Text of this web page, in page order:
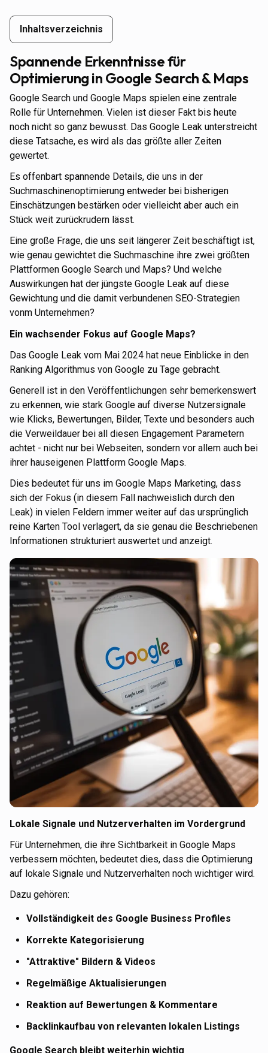
Inhaltsverzeichnis
Spannende Erkenntnisse für
Optimierung in Google Search & Maps
Google Search und Google Maps spielen eine zentrale
Rolle für Unternehmen. Vielen ist dieser Fakt bis heute
noch nicht so ganz bewusst. Das Google Leak unterstreicht
diese Tatsache, es wird als das größte aller Zeiten
gewertet.
Es offenbart spannende Details, die uns in der
Suchmaschinenoptimierung entweder bei bisherigen
Einschätzungen bestärken oder vielleicht aber auch ein
Stück weit zurückrudern lässt.
Eine große Frage, die uns seit längerer Zeit beschäftigt ist,
wie genau gewichtet die Suchmaschine ihre zwei größten
Plattformen Google Search und Maps? Und welche
Auswirkungen hat der jüngste Google Leak auf diese
Gewichtung und die damit verbundenen SEO-Strategien
vonm Unternehmen?
Ein wachsender Fokus auf Google Maps?
Das Google Leak vom Mai 2024 hat neue Einblicke in den
Ranking Algorithmus von Google zu Tage gebracht.
Generell ist in den Veröffentlichungen sehr bemerkenswert
zu erkennen, wie stark Google auf diverse Nutzersignale
wie Klicks, Bewertungen, Bilder, Texte und besonders auch
die Verweildauer bei all diesen Engagement Parametern
achtet - nicht nur bei Webseiten, sondern vor allem auch bei
ihrer hauseigenen Plattform Google Maps.
Dies bedeutet für uns im Google Maps Marketing, dass
sich der Fokus (in diesem Fall nachweislich durch den
Leak) in vielen Feldern immer weiter auf das ursprünglich
reine Karten Tool verlagert, da sie genau die Beschriebenen
Informationen strukturiert auswertet und anzeigt.
Lokale Signale und Nutzerverhalten im Vordergrund
Für Unternehmen, die ihre Sichtbarkeit in Google Maps
verbessern möchten, bedeutet dies, dass die Optimierung
auf lokale Signale und Nutzerverhalten noch wichtiger wird.
Dazu gehören:
Vollständigkeit des Google Business Profiles
Korrekte Kategorisierung
"Attraktive" Bildern & Videos
Regelmäßige Aktualisierungen
Reaktion auf Bewertungen & Kommentare
Backlinkaufbau von relevanten lokalen Listings
Google Search bleibt weiterhin wichtig